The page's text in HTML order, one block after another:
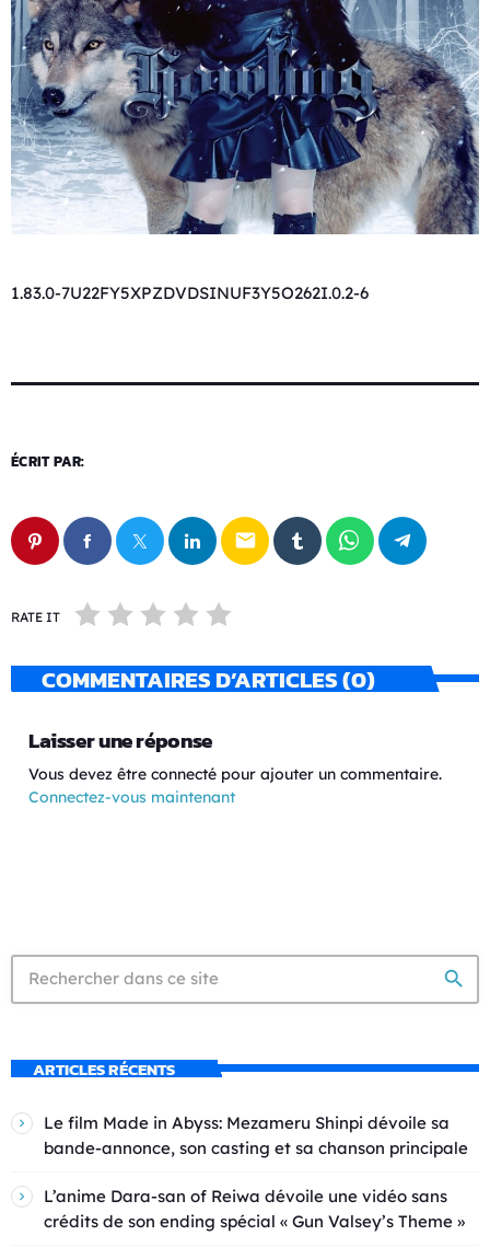
1.83.0-7U22FY5XPZDVDSINUF3Y5O262I.0.2-6
ÉCRIT PAR:
email
RATE IT
COMMENTAIRES D’ARTICLES (0)
Laisser une réponse
Vous devez être connecté pour ajouter un commentaire.
Connectez-vous maintenant
search
ARTICLES RÉCENTS
Le film Made in Abyss: Mezameru Shinpi dévoile sa
bande-annonce, son casting et sa chanson principale
L’anime Dara-san of Reiwa dévoile une vidéo sans
crédits de son ending spécial « Gun Valsey’s Theme »